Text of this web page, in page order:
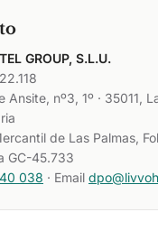
GROUP, S.L.U.
Ansite, nº3, 1º · 35011,
de Las Palmas,
GC-45.733
038 · Email